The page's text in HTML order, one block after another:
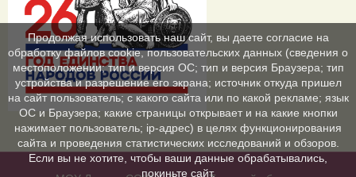
Продолжая использовать наш сайт, вы даете согласие на
обработку файлов cookie, пользовательских данных (сведения о
местоположении; тип и версия ОС; тип и версия Браузера; тип
устройства и разрешение его экрана; источник откуда пришел
на сайт пользователь; с какого сайта или по какой рекламе; язык
ОС и Браузера; какие страницы открывает и на какие кнопки
нажимает пользователь; ip-адрес) в целях функционирования
сайта и проведения статистических исследований и обзоров.
Если вы не хотите, чтобы ваши данные обрабатывались,
покиньте сайт.